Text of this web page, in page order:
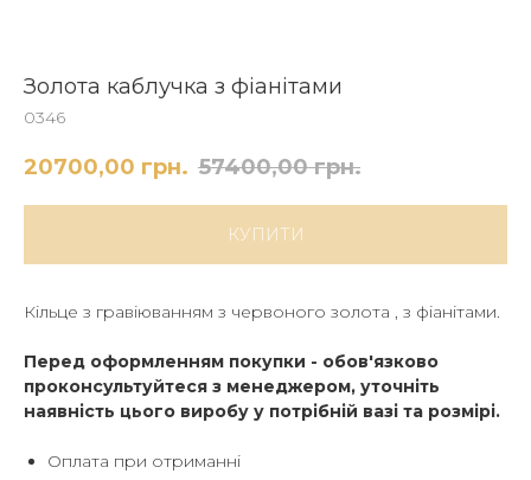
Золота каблучка з фіанітами
0346
20700,00 грн. 57400,00 грн.
КУПИТИ
Кільце з гравіюванням з червоного золота , з фіанітами.
Перед оформленням покупки - обов'язково
проконсультуйтеся з менеджером, уточніть
наявність цього виробу у потрібній вазі та розмірі.
Оплата при отриманні